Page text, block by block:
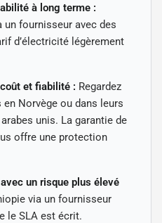
à long terme :
un fournisseur avec des
d’électricité légèrement
et fiabilité : Regardez
Norvège ou dans leurs
unis. La garantie de
offre une protection
un risque plus élevé
via un fournisseur
le SLA est écrit.